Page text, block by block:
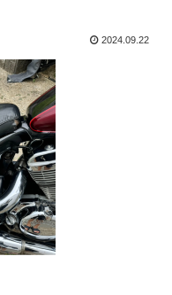
2024.09.22